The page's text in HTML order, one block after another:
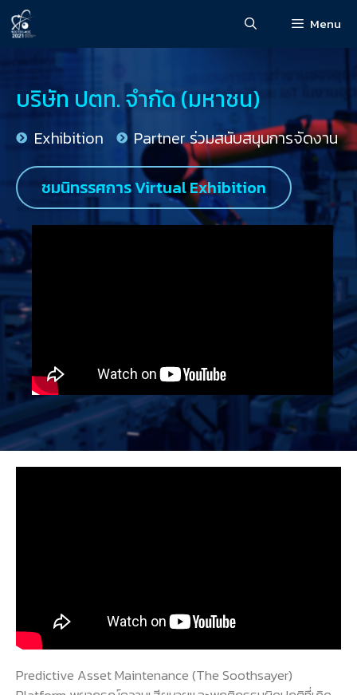
Menu
บริษัท ปตท. จำกัด (มหาชน)
Exhibition Partner ร่วมสนับสนุนการจัดงาน
ชมนิทรรศการ Virtual Exhibition
Predictive Asset Maintenance (The Soothsayer)